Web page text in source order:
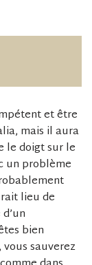
et être
mais il aura
le doigt sur le
un problème
lieu de
bien
sauverez